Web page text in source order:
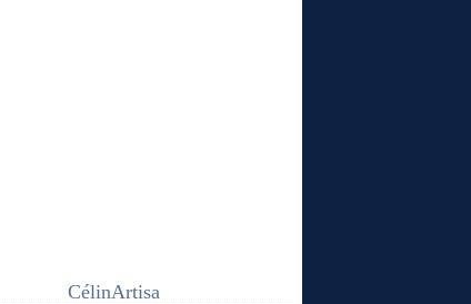
CélinArtisa